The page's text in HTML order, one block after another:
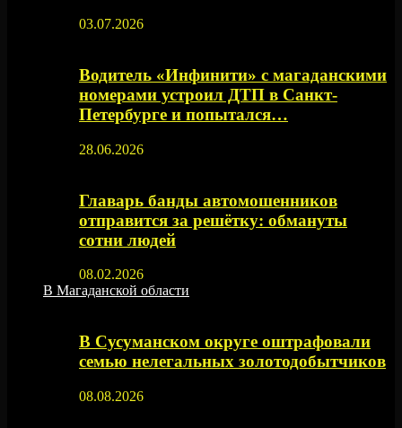
03.07.2026
Водитель «Инфинити» с магаданскими
номерами устроил ДТП в Санкт-
Петербурге и попытался…
28.06.2026
Главарь банды автомошенников
отправится за решётку: обмануты
сотни людей
08.02.2026
В Магаданской области
В Сусуманском округе оштрафовали
семью нелегальных золотодобытчиков
08.08.2026